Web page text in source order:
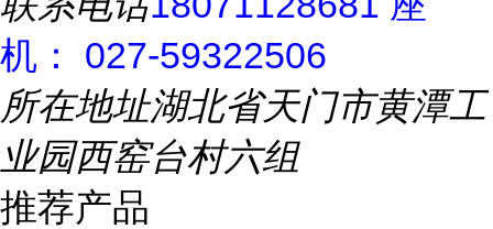
机： 027-59322506
所在地址湖北省天门市黄潭工
业园西窑台村六组
推荐产品